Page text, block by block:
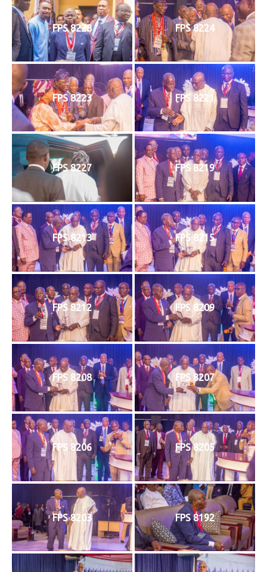
FPS 8228 FPS 8224
FPS 8223 FPS 8221
FPS 8227 FPS 8219
FPS 8213 FPS 8215
FPS 8212 FPS 8209
FPS 8208 FPS 8207
FPS 8206 FPS 8205
FPS 8203 FPS 8192